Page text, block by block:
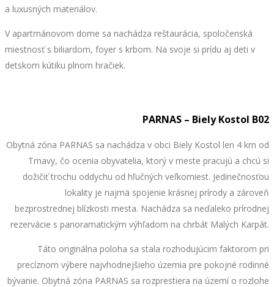
a luxusných materiálov.
V apartmánovom dome sa nachádza reštaurácia, spoločenská
miestnosť s biliardom, foyer s krbom. Na svoje si prídu aj deti v
detskom kútiku plnom hračiek.
PARNAS – Biely Kostol B02
Obytná zóna PARNAS sa nachádza v obci Biely Kostol len 4 km od
Trnavy, čo ocenia obyvatelia, ktorý v meste pracujú a chcú si
dožičiť trochu oddychu od hľučných veľkomiest. Jedinečnosťou
lokality je najmä spojenie krásnej prírody a zároveň
bezprostrednej blízkosti mesta. Nachádza sa neďaleko prírodnej
rezervácie s panoramatickým výhľadom na chrbát Malých Karpát.
Táto originálna poloha sa stala rozhodujúcim faktorom pri
precíznom výbere najvhodnejšieho územia pre pokojné rodinné
bývanie. Obytná zóna PARNAS sa rozprestiera na území o rozlohe